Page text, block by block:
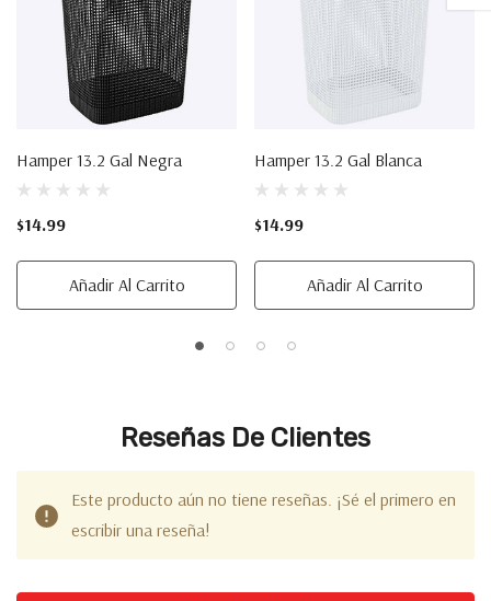
Hamper 13.2 Gal Negra
$14.99
Añadir Al Carrito
Hamper 13.2 Gal Blanca
$14.99
Añadir Al Carrito
Reseñas De Clientes
Este producto aún no tiene reseñas. ¡Sé el primero en
escribir una reseña!